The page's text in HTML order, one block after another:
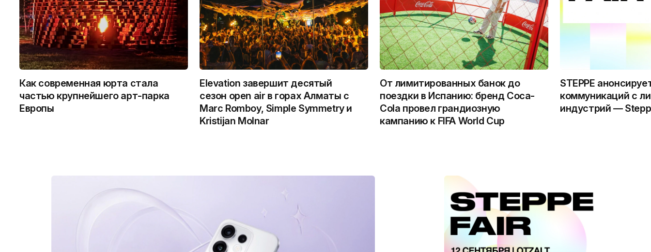
Как современная юрта стала
частью крупнейшего арт-парка
Европы
Elevation завершит десятый
сезон open air в горах Алматы с
Marc Romboy, Simple Symmetry и
Kristijan Molnar
От лимитированных банок до
поездки в Испанию: бренд Coca-
Cola провел грандиозную
кампанию к FIFA World Cup
STEPPE
коммуникаций с
индустрий —